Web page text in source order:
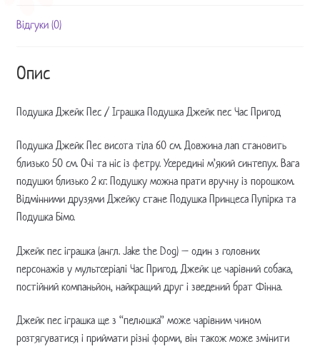
Відгуки (0)
Опис
Подушка Джейк Пес / Іграшка Подушка Джейк пес Час Пригод
Подушка Джейк Пес висота тіла 60 см. Довжина лап становить
близько 50 см. Очі та ніс із фетру. Усередині м’який синтепух. Вага
подушки близько 2 кг. Подушку можна прати вручну із порошком.
Відмінними друзями Джейку стане Подушка Принцеса Пупірка та
Подушка Бімо.
Джейк пес іграшка (англ. Jake the Dog) – один з головних
персонажів у мультсеріалі Час Пригод. Джейк це чарівний собака,
постійний компаньйон, найкращий друг і зведений брат Фінна.
Джейк пес іграшка ще з “пелюшка” може чарівним чином
розтягуватися і приймати різні форми, він також може змінити